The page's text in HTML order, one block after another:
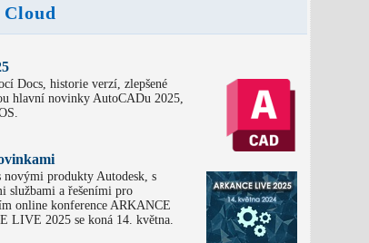
Docs, historie verzí, zlepšené
hlavní novinky AutoCADu 2025,
novými produkty Autodesk, s
službami a řešeními pro
online konference ARKANCE
LIVE 2025 se koná 14. května.